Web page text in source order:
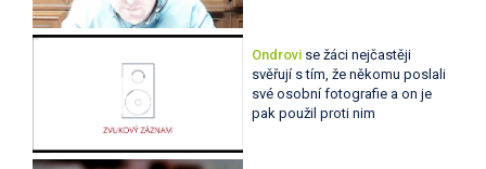
Ondrovi se žáci nejčastěji
svěřují s tím, že někomu poslali
své osobní fotografie a on je
pak použil proti nim